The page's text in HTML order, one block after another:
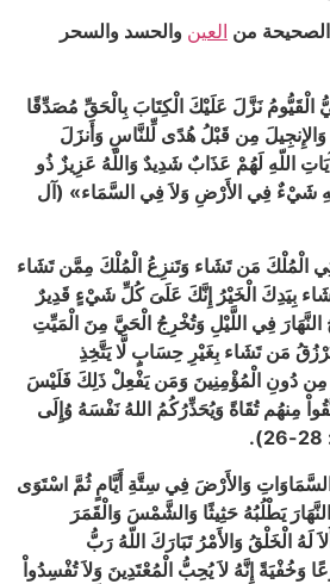
الصحيحة من العين والحسد والسحر
الْقَيُّومُ نَزَّلَ عَلَيْكَ الْكِتَابَ بِالْحَقِّ مُصَدِّقًا
وَالإِنجِيلَ مِن قَبْلُ هُدًى لِّلنَّاسِ وَأَنزَلَ
اللّهِ لَهُمْ عَذَابٌ شَدِيدٌ وَاللّهُ عَزِيزٌ ذُو
شَيْءٌ فِي الأَرْضِ وَلاَ فِي السَّمَاء» (آل
الْمُلْكَ مَن تَشَاء وَتَنزِعُ الْمُلْكَ مِمَّن تَشَاء
بِيَدِكَ الْخَيْرُ إِنَّكَ عَلَىَ كُلِّ شَيْءٍ قَدِيرٌ
النَّهَارَ فِي اللَّيْلِ وَتُخْرِجُ الْحَيَّ مِنَ الْمَيِّتِ
مَن تَشَاء بِغَيْرِ حِسَابٍ لَّا يَتَّخِذِ
مِن دُونِ الْمُؤْمِنِينَ وَمَن يَفْعِلْ ذَلِكَ فَلَيْسَ
مِنهُم تُقَاةً وَيُحَذِّرُكُمُ اللهُ نَفْسَهُ وُإِلَى
وَالأَرْضَ فِي سِتَّةِ أَيَّامٍ ثُمَّ اسْتَوَى
يَطْلُبُهُ حَثِيثًا وَالشَّمْسَ وَالْقَمَرَ
لَهُ الْخَلْقُ وَالأَمْرُ تَبَارَكَ اللّهُ رَبُّ
وَخُفْيَةً إِنَّهُ لاَ يُحِبُّ الْمُعْتَدِينَ وَلاَ تُفْسِدُواْ